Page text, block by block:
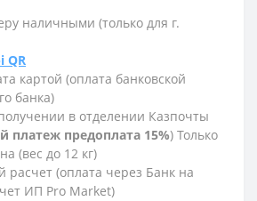
наличными (только для г.
QR
картой (оплата банковской
банка)
в отделении Казпочты
платеж предоплата 15%) Только
(вес до 12 кг)
расчет (оплата через Банк на
ИП Pro Market)